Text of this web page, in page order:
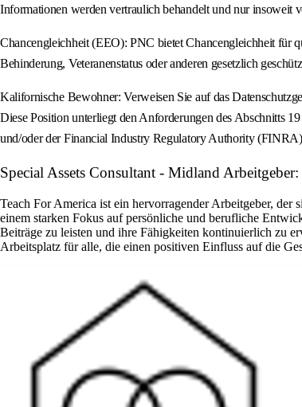
Informationen werden vertraulich behandelt und nur insoweit
Chancengleichheit (EEO): PNC bietet Chancengleichheit für
Behinderung, Veteranenstatus oder anderen gesetzlich
Kalifornische Bewohner: Verweisen Sie auf das
Diese Position unterliegt den Anforderungen des Abschnitts
und/oder der Financial Industry Regulatory Authority
Special Assets Consultant - Midland
Teach For America ist ein hervorragender Arbeitgeber,
einem starken Fokus auf persönliche und berufliche
Beiträge zu leisten und ihre Fähigkeiten kontinuierlich zu
Arbeitsplatz für alle, die einen positiven Einfluss auf die